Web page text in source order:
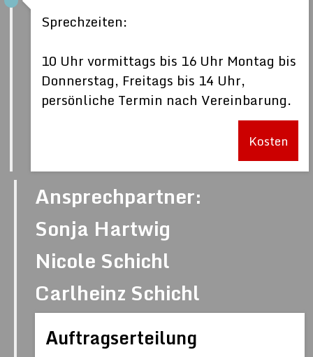
Sprechzeiten:
10 Uhr vormittags bis 16 Uhr Montag bis
Donnerstag, Freitags bis 14 Uhr,
persönliche Termin nach Vereinbarung.
Kosten
Auftragserteilung
Ansprechpartner:
Sonja Hartwig
Nicole Schichl
Carlheinz Schichl